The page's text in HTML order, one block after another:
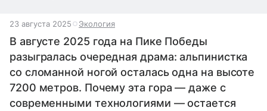
23 августа 2025 Экология
В августе 2025 года на Пике Победы
разыгралась очередная драма: альпинистка
со сломанной ногой осталась одна на высоте
7200 метров. Почему эта гора — даже с
современными технологиями — остается